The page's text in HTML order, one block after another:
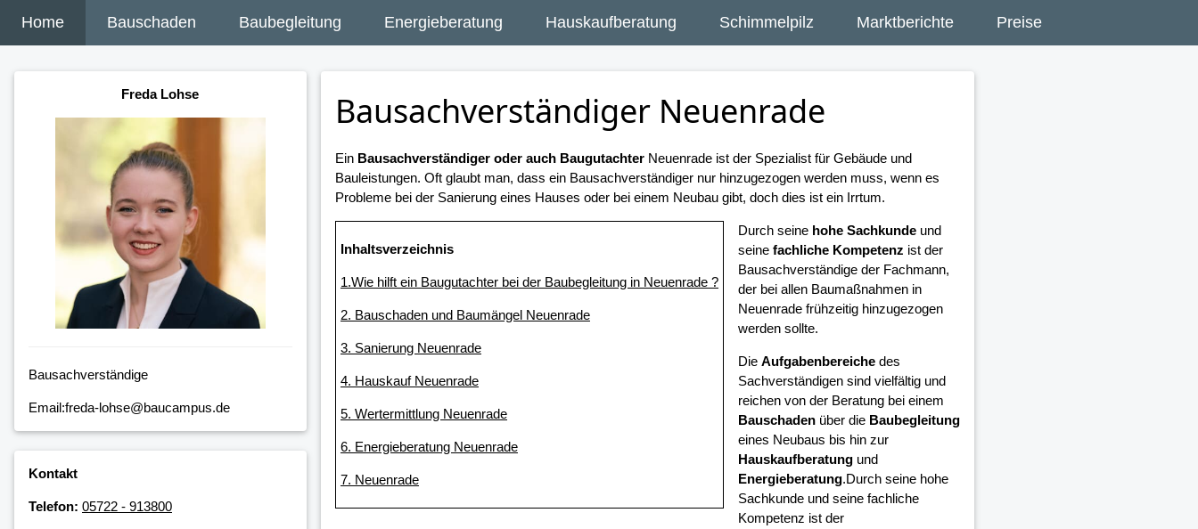
Home Bauschaden Baubegleitung Energieberatung Hauskaufberatung Schimmelpilz Marktberichte Preise
Freda Lohse
Bausachverständige
Email:freda-lohse@baucampus.de
Kontakt
Telefon: 05722 - 913800
Bausachverständiger Neuenrade
Ein Bausachverständiger oder auch BaugutachterNeuenrade ist der Spezialist für Gebäude und
Bauleistungen. Oft glaubt man, dass ein Bausachverständiger nur hinzugezogen werden muss, wenn es
Probleme bei der Sanierung eines Hauses oder bei einem Neubau gibt, doch dies ist ein Irrtum.
Inhaltsverzeichnis
1.Wie hilft ein Baugutachter bei der Baubegleitung in Neuenrade ?
2. Bauschaden und Baumängel Neuenrade
3. Sanierung Neuenrade
4. Hauskauf Neuenrade
5. Wertermittlung Neuenrade
6. Energieberatung Neuenrade
7. Neuenrade
Durch seine hohe Sachkundeund
seine fachliche Kompetenz ist der
Bausachverständige der Fachmann,
der bei allen Baumaßnahmen in
Neuenrade frühzeitig hinzugezogen
werden sollte.
Die Aufgabenbereichedes
Sachverständigen sind vielfältig und
reichen von der Beratung bei einem
Bauschadenüber die Baubegleitung
eines Neubaus bis hin zur
Hauskaufberatungund
Energieberatung.Durch seine hohe
Sachkunde und seine fachliche
Kompetenz ist der